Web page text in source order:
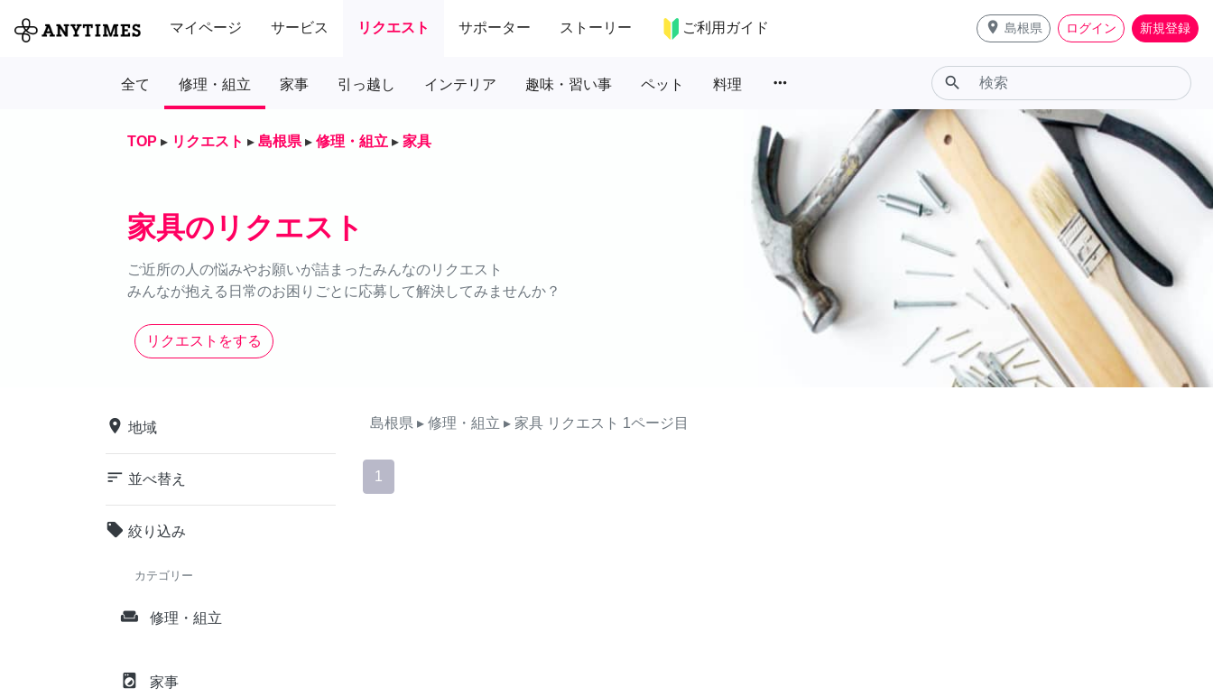
マイページ サービス リクエスト サポーター ストーリー ご利用ガイド place 島根県 ログイン 新規登録
全て 修理・組立 家事 引っ越し インテリア 趣味・習い事 ペット 料理 more_horiz search
TOP ▸ リクエスト ▸ 島根県 ▸ 修理・組立 ▸ 家具
家具のリクエスト
ご近所の人の悩みやお願いが詰まったみんなのリクエスト
みんなが抱える日常のお困りごとに応募して解決してみませんか？
リクエストをする
place 地域
sort 並べ替え
local_offer 絞り込み
カテゴリー
weekend 修理・組立
local_laundry_service 家事
島根県 ▸ 修理・組立 ▸ 家具 リクエスト 1ページ目
1